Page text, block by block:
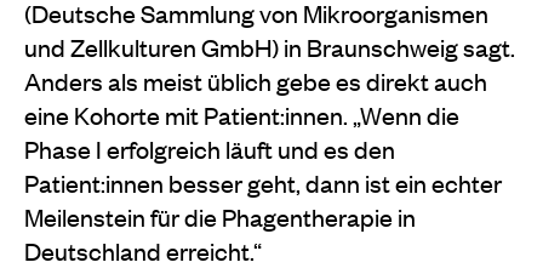
(Deutsche Sammlung von Mikroorganismen
und Zellkulturen GmbH) in Braunschweig sagt.
Anders als meist üblich gebe es direkt auch
eine Kohorte mit Patient:innen. „Wenn die
Phase I erfolgreich läuft und es den
Patient:innen besser geht, dann ist ein echter
Meilenstein für die Phagentherapie in
Deutschland erreicht.“